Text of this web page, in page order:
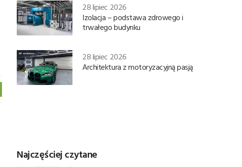
28 lipiec 2026
Izolacja – podstawa zdrowego i
trwałego budynku
28 lipiec 2026
Architektura z motoryzacyjną pasją
Najczęściej czytane